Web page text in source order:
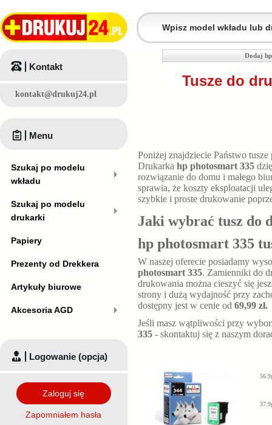
Dodaj
Tusze do
Poniżej znajdziecie Państwo
Drukarka hp photosmart 335
rozwiązanie do domu i małego
sprawia, że koszty eksploatacji
szybkie i proste drukowanie
Jaki wybrać tusz
hp photosmart 335
W naszej oferecie posiadamy
photosmart 335. Zamienniki do
drukowania można cieszyć się
strony i dużą wydajność przy
dostępny jest w cenie od 69,99 zł.
Jeśli masz wątpliwości przy
335 - skontaktuj się z naszym
Kontakt
kontakt@drukuj24.pl
Menu
Szukaj po modelu
wkładu
Szukaj po modelu
drukarki
Papiery
Prezenty od Drekkera
Artykuły biurowe
Akcesoria AGD
Logowanie (opcja)
Zaloguj się
Zapomniałem hasła